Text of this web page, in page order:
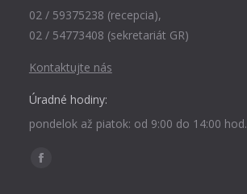
02 / 59375238 (recepcia),
02 / 54773408 (sekretariát GR)
Kontaktujte nás
Úradné hodiny:
pondelok až piatok: od 9:00 do 14:00 hod.
Find us on:
Facebook